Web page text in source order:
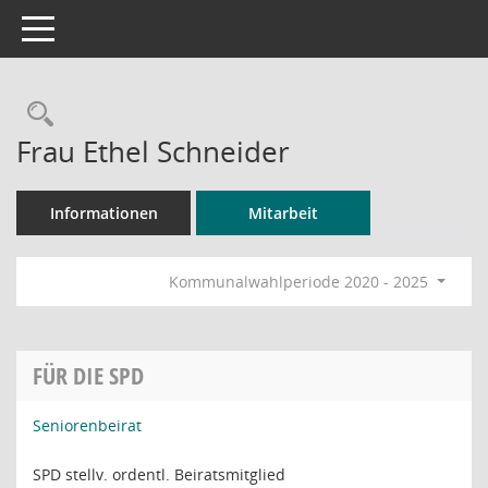
Toggle navigation
Rechercheauswahl
Frau Ethel Schneider
Informationen Mitarbeit
Kommunalwahlperiode 2020 - 2025
FÜR DIE SPD
Seniorenbeirat
SPD stellv. ordentl. Beiratsmitglied